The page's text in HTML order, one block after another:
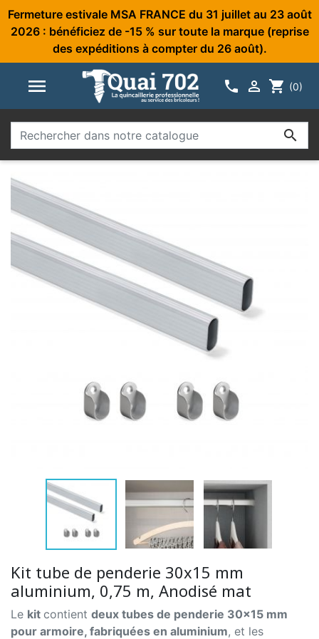
Fermeture estivale MSA FRANCE du 31 juillet au 23 août
2026 : bénéficiez de -15 % sur toute la marque (reprise
des expéditions à compter du 26 août).
   shopping_cart (0)

Kit tube de penderie 30x15 mm
aluminium, 0,75 m, Anodisé mat
Le kit contient deux tubes de penderie 30x15 mm
pour armoire, fabriquées en aluminium, et les